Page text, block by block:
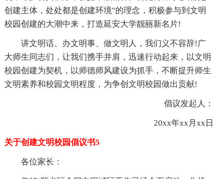
创建主体，处处都是创建环境"的理念，积极参与到文明
校园创建的大潮中来，打造延安大学靓丽新名片!
讲文明话、办文明事、做文明人，我们义不容辞!广
大师生同志们，让我们携手并肩，迅速行动起来，以文明
校园创建为契机，以师德师风建设为抓手，不断提升师生
文明素养和校园文明程度，为争创文明校园做出贡献!
倡议发起人：
20xx年xx月xx日
关于创建文明校园倡议书5
各位家长：